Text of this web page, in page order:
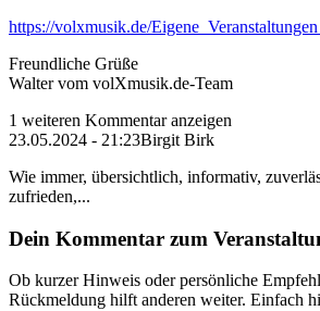
https://volxmusik.de/
Freundliche Grüße
Walter vom volXmusik.de-Team
1 weiteren Kommentar anzeigen
23.05.2024 - 21:23Birgit Birk
Wie immer, übersichtlich, informativ,
zufrieden,...
Dein Kommentar zum
Ob kurzer Hinweis oder persönliche
Rückmeldung hilft anderen weiter. Einfach